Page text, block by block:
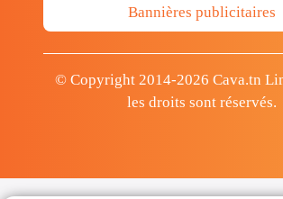
Bannières publicitaires
© Copyright 2014-2026 Cava.tn
les droits sont réservés.